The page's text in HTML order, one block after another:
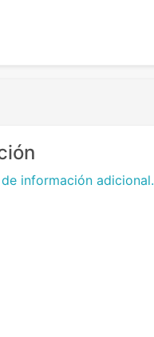
información adicional.